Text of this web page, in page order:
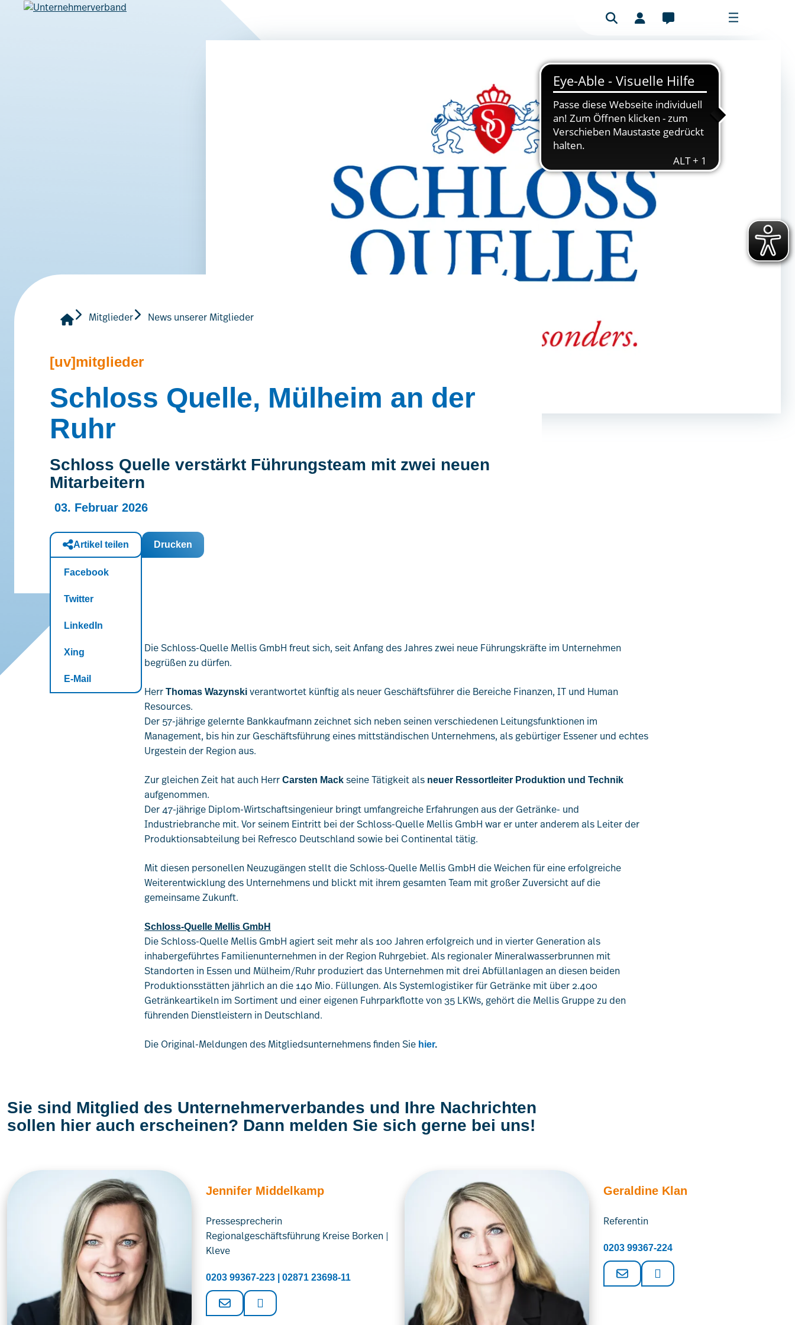
Benutzeranmeldung
Mitgliederbereich
Bitte füllen Sie das Formular aus, um
sich anzumelden.
E-Mail-Adresse
Passwort
Haben Sie ihr Passwort vergessen?
Sie haben noch keinen Account?
News & Termine
Verband
Kontakt
Mitglieder News unserer Mitglieder
[uv]mitglieder
Schloss Quelle, Mülheim an der
Ruhr
Schloss Quelle verstärkt Führungsteam mit zwei neuen
Mitarbeitern
03. Februar 2026
Artikel teilen
Facebook
Twitter
LinkedIn
Xing
E-Mail
Drucken
Die Schloss-Quelle Mellis GmbH freut sich, seit Anfang des Jahres zwei neue Führungskräfte im Unternehmen
begrüßen zu dürfen.
Herr Thomas Wazynski verantwortet künftig als neuer Geschäftsführer die Bereiche Finanzen, IT und Human
Resources.
Der 57-jährige gelernte Bankkaufmann zeichnet sich neben seinen verschiedenen Leitungsfunktionen im
Management, bis hin zur Geschäftsführung eines mittständischen Unternehmens, als gebürtiger Essener und echtes
Urgestein der Region aus.
Zur gleichen Zeit hat auch Herr Carsten Mack seine Tätigkeit als neuer Ressortleiter Produktion und Technik
aufgenommen.
Der 47-jährige Diplom-Wirtschaftsingenieur bringt umfangreiche Erfahrungen aus der Getränke- und
Industriebranche mit. Vor seinem Eintritt bei der Schloss-Quelle Mellis GmbH war er unter anderem als Leiter der
Produktionsabteilung bei Refresco Deutschland sowie bei Continental tätig.
Mit diesen personellen Neuzugängen stellt die Schloss-Quelle Mellis GmbH die Weichen für eine erfolgreiche
Weiterentwicklung des Unternehmens und blickt mit ihrem gesamten Team mit großer Zuversicht auf die
gemeinsame Zukunft.
Schloss-Quelle Mellis GmbH
Die Schloss-Quelle Mellis GmbH agiert seit mehr als 100 Jahren erfolgreich und in vierter Generation als
inhabergeführtes Familienunternehmen in der Region Ruhrgebiet. Als regionaler Mineralwasserbrunnen mit
Standorten in Essen und Mülheim/Ruhr produziert das Unternehmen mit drei Abfüllanlagen an diesen beiden
Produktionsstätten jährlich an die 140 Mio. Füllungen. Als Systemlogistiker für Getränke mit über 2.400
Getränkeartikeln im Sortiment und einer eigenen Fuhrparkflotte von 35 LKWs, gehört die Mellis Gruppe zu den
führenden Dienstleistern in Deutschland.
Die Original-Meldungen des Mitgliedsunternehmens finden Sie hier.
Sie sind Mitglied des Unternehmerverbandes und Ihre Nachrichten
sollen hier auch erscheinen? Dann melden Sie sich gerne bei uns!
Jennifer Middelkamp
Pressesprecherin
Regionalgeschäftsführung Kreise Borken |
Kleve
0203 99367-223 | 02871 23698-11
Geraldine Klan
Referentin
0203 99367-224